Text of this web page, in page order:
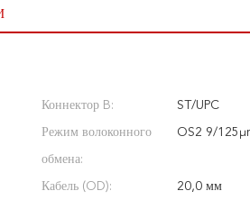
Коннектор B: ST/UPC
Режим волоконного
обмена:
OS2 9/
Кабель (OD): 20,0 мм